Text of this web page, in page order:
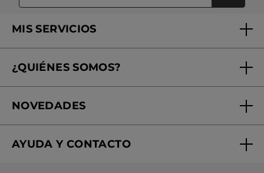
MIS SERVICIOS
Tratamientos de Belleza
Mi club Yves Rocher
¿QUIÉNES SOMOS?
¿Quiénes somos?
Nuestros compromisos
NOVEDADES
Rebajas
AYUDA Y CONTACTO